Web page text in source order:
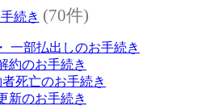
続き (70件)
一部払出しのお手続き
約のお手続き
死亡のお手続き
新のお手続き